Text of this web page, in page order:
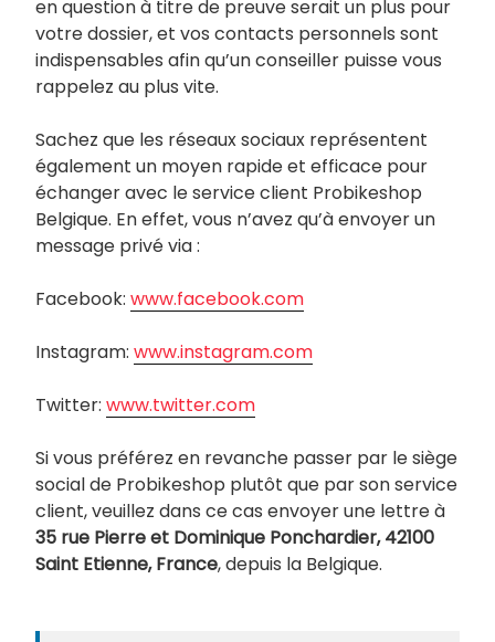
en question à titre de preuve serait un plus pour
votre dossier, et vos contacts personnels sont
indispensables afin qu’un conseiller puisse vous
rappelez au plus vite.
Sachez que les réseaux sociaux représentent
également un moyen rapide et efficace pour
échanger avec le service client Probikeshop
Belgique. En effet, vous n’avez qu’à envoyer un
message privé via :
Facebook: www.facebook.com
Instagram: www.instagram.com
Twitter: www.twitter.com
Si vous préférez en revanche passer par le siège
social de Probikeshop plutôt que par son service
client, veuillez dans ce cas envoyer une lettre à
35 rue Pierre et Dominique Ponchardier, 42100
Saint Etienne, France, depuis la Belgique.